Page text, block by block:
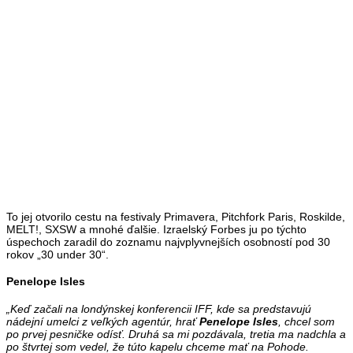
To jej otvorilo cestu na festivaly Primavera, Pitchfork Paris, Roskilde,
MELT!, SXSW a mnohé ďalšie. Izraelský Forbes ju po týchto
úspechoch zaradil do zoznamu najvplyvnejších osobností pod 30
rokov „30 under 30“.
Penelope Isles
„Keď začali na londýnskej konferencii IFF, kde sa predstavujú
nádejní umelci z veľkých agentúr, hraťPenelope Isles , chcel som
po prvej pesničke odísť. Druhá sa mi pozdávala, tretia ma nadchla a
po štvrtej som vedel, že túto kapelu chceme mať na Pohode.